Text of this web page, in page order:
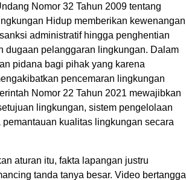
Nomor 32 Tahun 2009 tentang
Hidup memberikan kewenangan
administratif hingga penghentian
dugaan pelanggaran lingkungan. Dalam
pidana bagi pihak yang karena
pencemaran lingkungan
Nomor 22 Tahun 2021 mewajibkan
lingkungan, sistem pengelolaan
kualitas lingkungan secara
aturan itu, fakta lapangan justru
tanda tanya besar. Video bertanggal